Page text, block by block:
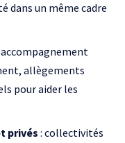
dans un même cadre
accompagnement
allègements
pour aider les
privés: collectivités